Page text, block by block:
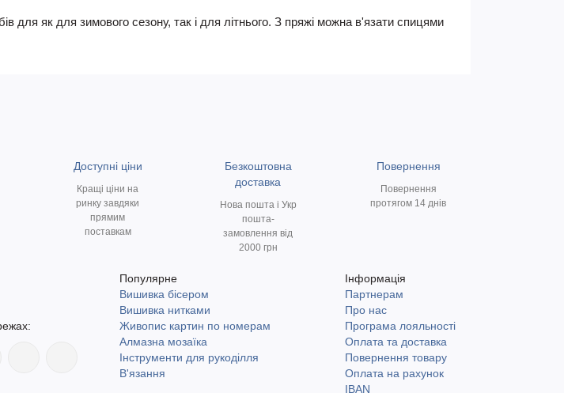
для як для зимового сезону, так і для літнього. З пряжі можна в'язати спицями
Доступні ціни
Кращі ціни на
ринку завдяки
прямим
поставкам
Безкоштовна
доставка
Нова пошта і Укр
пошта-
замовлення від
2000 грн
Повернення
Повернення
протягом 14 днів
Популярне
Вишивка бісером
Вишивка нитками
Живопис картин по номерам
Алмазна мозаїка
Інструменти для рукоділля
В'язання
Інформація
Партнерам
Про нас
Програма лояльності
Оплата та доставка
Повернення товару
Оплата на рахунок
IBAN